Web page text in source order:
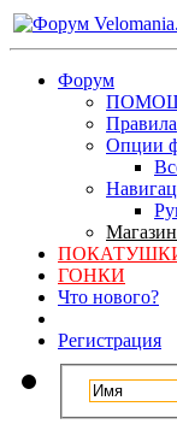
Форум
Правила
Опции
ГОНКИ
Что нового?
Регистрация